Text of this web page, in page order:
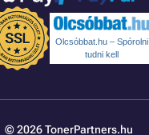
Olcsóbbat.hu – Spórolni
tudni kell
© 2026 TonerPartners.hu